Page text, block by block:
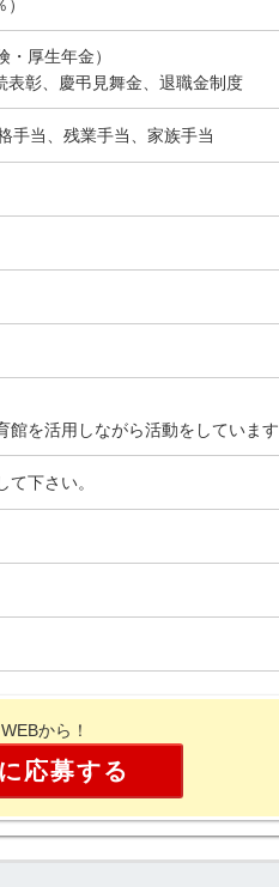
・厚生年金）
表彰、慶弔見舞金、退職金制度
手当、残業手当、家族手当
館を活用しながら活動をしていま
下さい。
から！
応募する